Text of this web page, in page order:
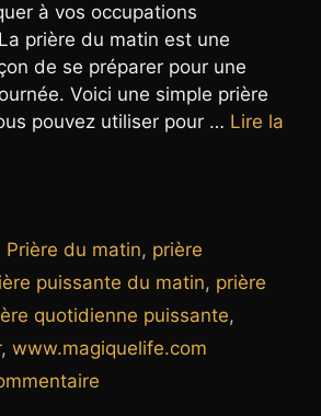
à vos occupations
prière du matin est une
de se préparer pour une
Voici une simple prière
pouvez utiliser pour … Lire la
Prière du matin, prière
puissante du matin, prière
quotidienne puissante,
, www.magiquelife.com